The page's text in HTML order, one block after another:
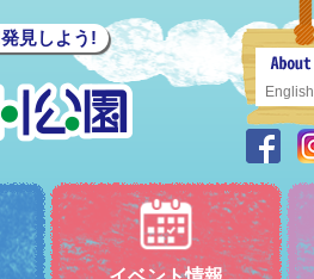
見しよう!
English